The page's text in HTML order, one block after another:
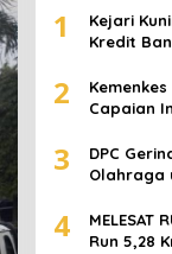
1
Kejari
Kredit
2
Capaian
3
DPC
Olahraga
Generasi
4
MELESAT
Run 5,28